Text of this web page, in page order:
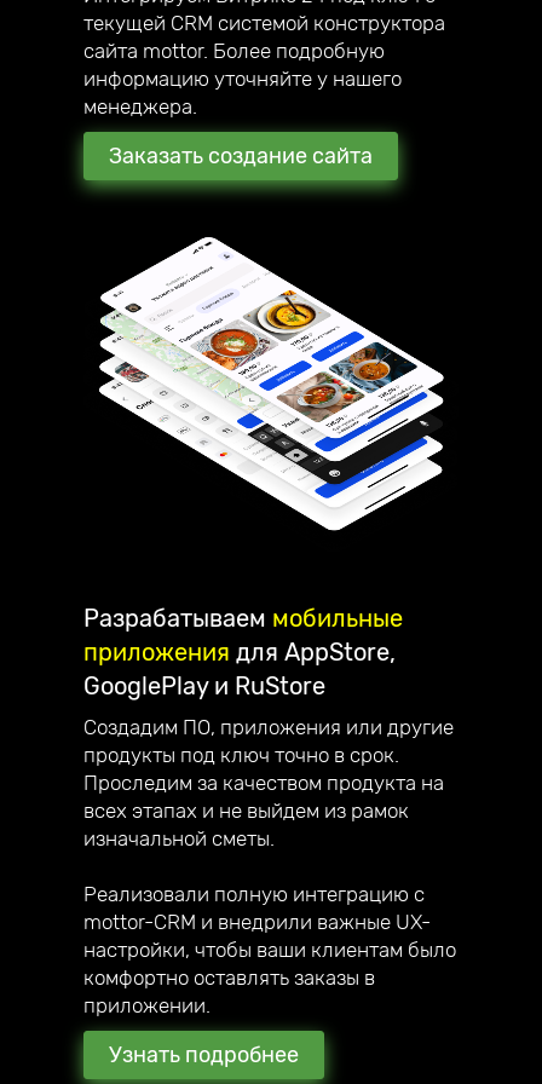
текущей CRM системой конструктора
сайта mottor. Более подробную
информацию уточняйте у нашего
менеджера.
Заказать создание сайта
Разрабатываем мобильные
приложения для AppStore,
GooglePlay и RuStore
Создадим ПО, приложения или другие
продукты под ключ точно в срок.
Проследим за качеством продукта на
всех этапах и не выйдем из рамок
изначальной сметы.
Реализовали полную интеграцию с
mottor-CRM и внедрили важные UX-
настройки, чтобы ваши клиентам было
комфортно оставлять заказы в
приложении.
Узнать подробнее